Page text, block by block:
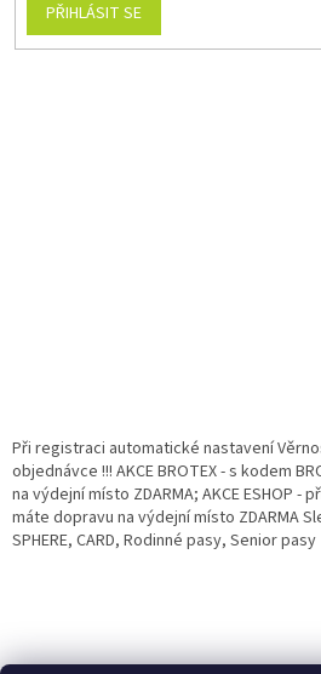
PŘIHLÁSIT SE
Při registraci automatické nastavení
objednávce !!! AKCE BROTEX - s kodem
na výdejní místo ZDARMA; AKCE ESHOP -
máte dopravu na výdejní místo ZDARMA
SPHERE, CARD, Rodinné pasy, Senior pasy